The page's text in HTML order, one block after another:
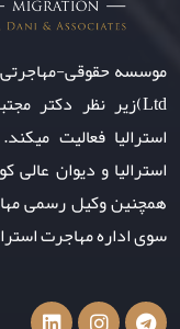
استرالیا فعالیت
سوی اداره مهاجرت